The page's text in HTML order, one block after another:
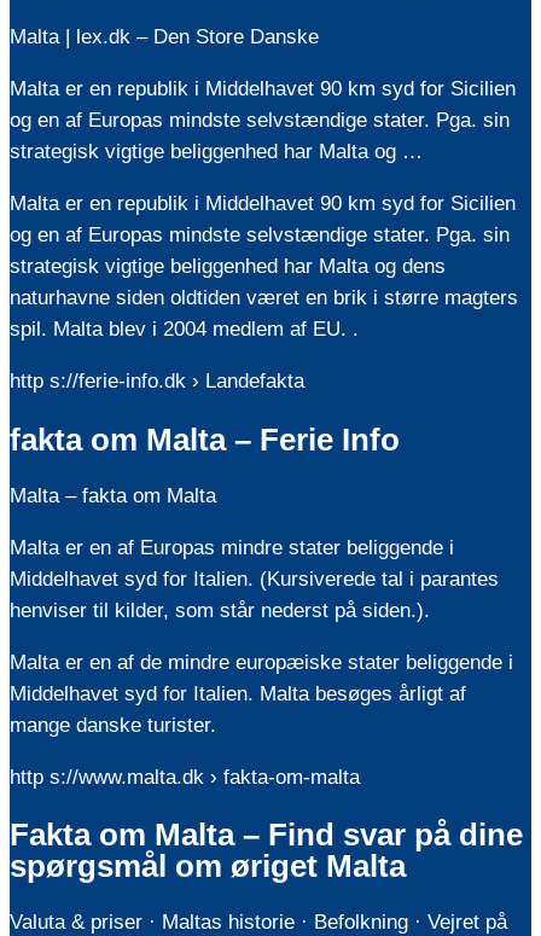
Malta | lex.dk – Den Store Danske
Malta er en republik i Middelhavet 90 km syd for Sicilien
og en af Europas mindste selvstændige stater. Pga. sin
strategisk vigtige beliggenhed har Malta og …
Malta er en republik i Middelhavet 90 km syd for Sicilien
og en af Europas mindste selvstændige stater. Pga. sin
strategisk vigtige beliggenhed har Malta og dens
naturhavne siden oldtiden været en brik i større magters
spil. Malta blev i 2004 medlem af EU. .
http s://ferie-info.dk › Landefakta
fakta om Malta – Ferie Info
Malta – fakta om Malta
Malta er en af Europas mindre stater beliggende i
Middelhavet syd for Italien. (Kursiverede tal i parantes
henviser til kilder, som står nederst på siden.).
Malta er en af de mindre europæiske stater beliggende i
Middelhavet syd for Italien. Malta besøges årligt af
mange danske turister.
http s://www.malta.dk › fakta-om-malta
Fakta om Malta – Find svar på dine
spørgsmål om øriget Malta
Valuta & priser · Maltas historie · Befolkning · Vejret på